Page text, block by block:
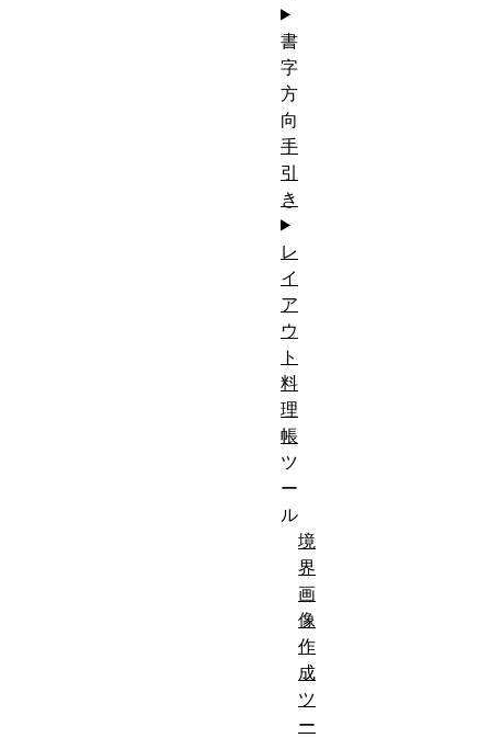
書
字
方
向
手
引
き
レ
イ
ア
ウ
ト
料
理
帳
ツ
ー
ル
境
界
画
像
作
成
ツ
ー